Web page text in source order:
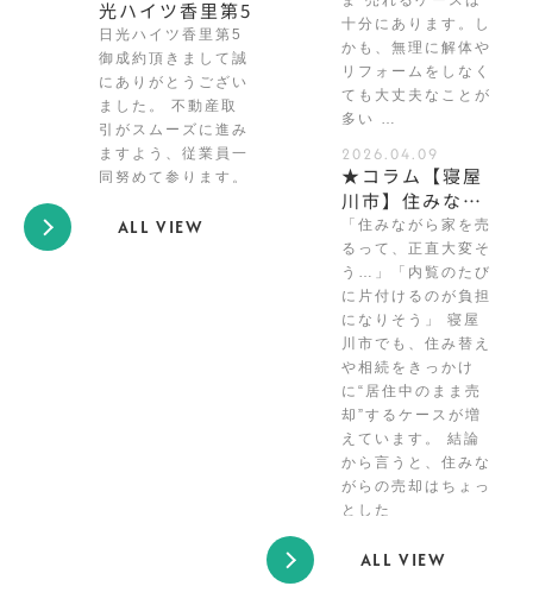
光ハイツ香里第5
日光ハイツ香里第5
御成約頂きまして誠
にありがとうござい
ました。 不動産取
引がスムーズに進み
ますよう、従業員一
同努めて参ります。
ALL VIEW
十分にあります。し
かも、無理に解体や
リフォームをしなく
ても大丈夫なことが
多い …
2026.04.09
★コラム【寝屋
川市】住みなが
ら家を売却する
コツとは？｜内
覧で差がつく！
好印象を与える
準備と対応のポ
イント★
「住みながら家を売
るって、正直大変そ
う…」「内覧のたび
に片付けるのが負担
になりそう」 寝屋
川市でも、住み替え
や相続をきっかけ
に“居住中のまま売
却”するケースが増
えています。 結論
から言うと、住みな
がらの売却はちょっ
とした
ALL VIEW